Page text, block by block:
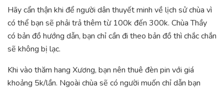
Hãy cẩn thận khi để người dân thuyết minh về lịch sử chùa vì
có thể bạn sẽ phải trả thêm từ 100k đến 300k. Chùa Thầy
có bản đồ hướng dẫn, bạn chỉ cần đi theo bản đồ thì chắc chắn
sẽ không bị lạc.
Khi vào thăm hang Xương, bạn nên thuê đèn pin với giá
khoảng 5k/lần. Ngoài chùa sẽ có người muốn chỉ dẫn bạn